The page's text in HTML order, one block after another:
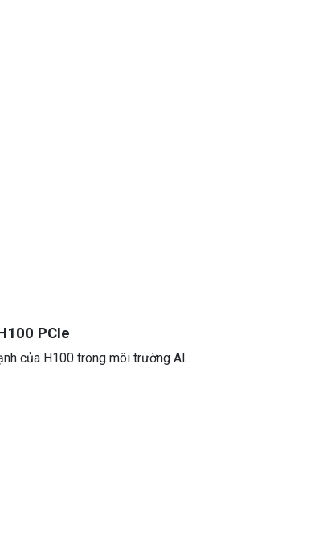
PCIe
của H100 trong môi trường AI.